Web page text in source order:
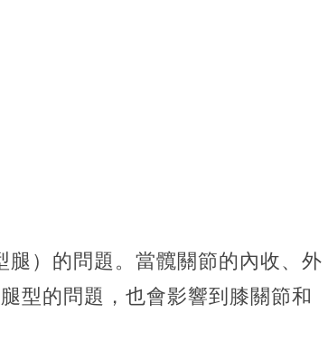
）的問題。當髖關節的內收、外
型的問題，也會影響到膝關節和